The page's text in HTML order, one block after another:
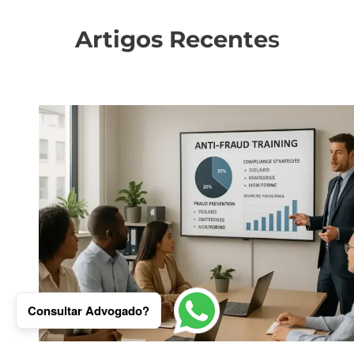
Artigos Recentes
Consultar Advogado?